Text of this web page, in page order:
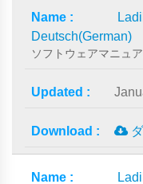
Deutsch(German)
ソフトウェアマニュ